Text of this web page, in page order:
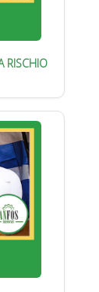
RISCHIO